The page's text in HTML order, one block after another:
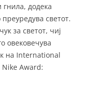
гнила, додека
светот.
за светот, чиј
овековечува
на International
Nike Award: